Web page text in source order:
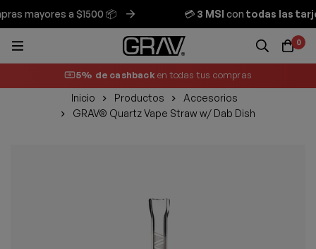
mayores a $1500 📦 💳3 MSIcontodas las
0
5% de cashback en todas tus compras
Inicio Productos
Accesorios
GRAV® Quartz Vape Straw w/ Dab Dish